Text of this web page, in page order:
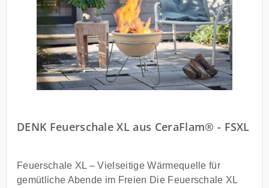
DENK Feuerschale XL aus CeraFlam® - FSXL
Feuerschale XL – Vielseitige Wärmequelle für
gemütliche Abende im Freien Die Feuerschale XL